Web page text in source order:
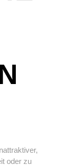
oder zu